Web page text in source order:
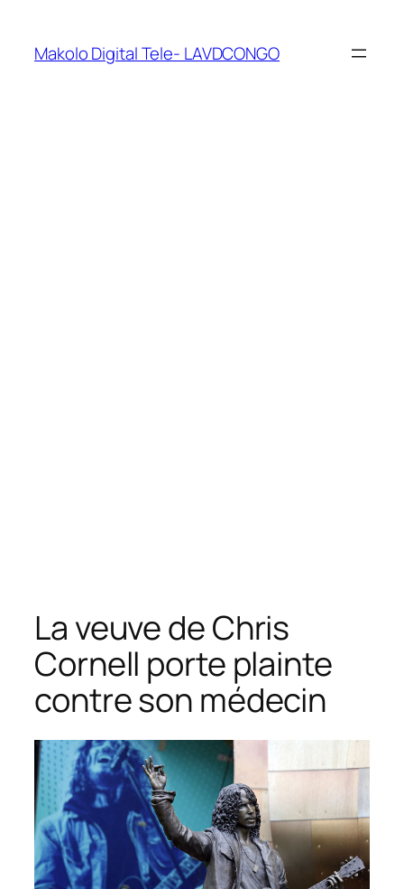
Makolo Digital Tele- LAVDCONGO
La veuve de Chris
Cornell porte plainte
contre son médecin